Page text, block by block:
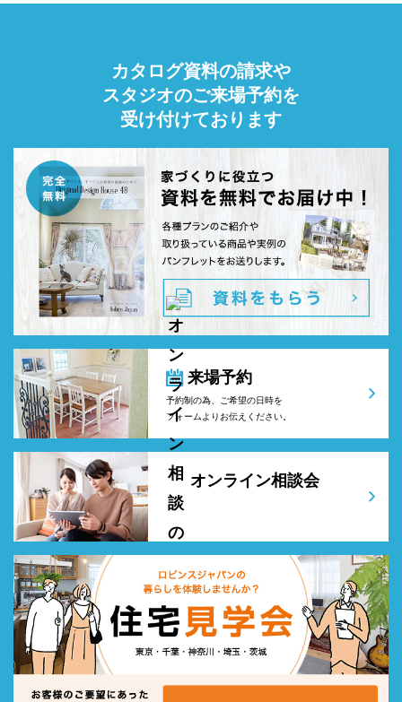
カタログ資料の請求や
スタジオのご来場予約を
受け付けております
来場予約
予約制の為、ご希望の日時を
フォームよりお伝えください。
オンライン相談会
家づくりのプロに簡単相談！